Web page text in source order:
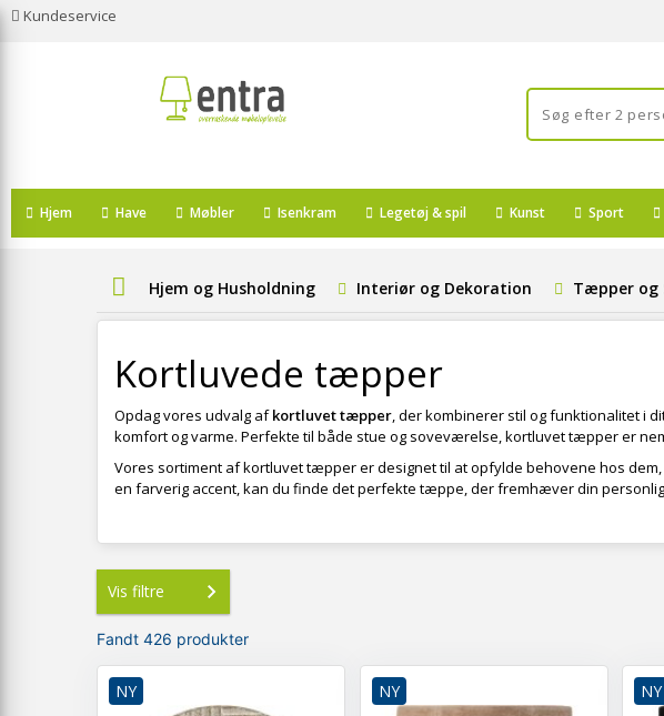
Kundeservice
Hjem Have Møbler Isenkram Legetøj & spil Kunst Sport
Hjem og Husholdning Interiør og Dekoration Tæpper og
Kortluvede tæpper
Opdag vores udvalg afkortluvet tæpper, der kombinerer stil og funktionalitet i
komfort og varme. Perfekte til både stue og soveværelse, kortluvet tæpper er
Vores sortiment af kortluvet tæpper er designet til at opfylde behovene hos
en farverig accent, kan du finde det perfekte tæppe, der fremhæver din
Vis filtre
Fandt 426 produkter
NY NY NY